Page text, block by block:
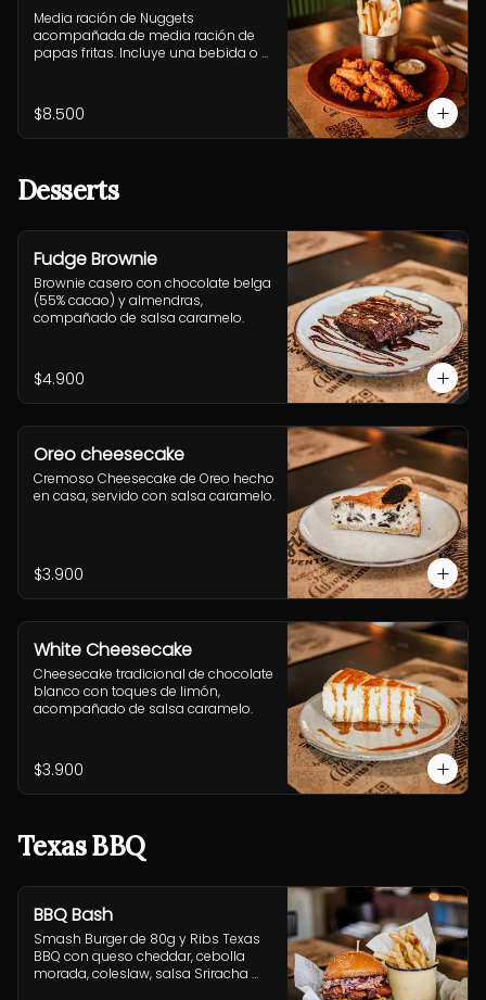
Media ración de Nuggets
acompañada de media ración de
papas fritas. Incluye una bebida o
$8.500
Desserts
Fudge Brownie
Brownie casero con chocolate belga
(55% cacao) y almendras,
compañado de salsa caramelo.
$4.900
Oreo cheesecake
Cremoso Cheesecake de Oreo hecho
en casa, servido con salsa caramelo.
$3.900
White Cheesecake
Cheesecake tradicional de chocolate
blanco con toques de limón,
acompañado de salsa caramelo.
$3.900
Texas BBQ
BBQ Bash
Smash Burger de 80g y Ribs Texas
BBQ con queso cheddar, cebolla
morada, coleslaw, salsa Sriracha